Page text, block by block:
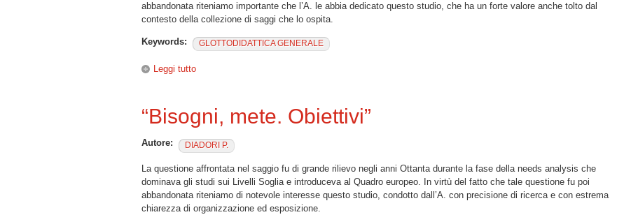
abbandonata riteniamo importante che l’A. le abbia dedicato questo studio, che ha un forte valore anche tolto dal
contesto della collezione di saggi che lo ospita.
Keywords: GLOTTODIDATTICA GENERALE
Leggi tutto
“Bisogni, mete. Obiettivi”
Autore: DIADORI P.
La questione affrontata nel saggio fu di grande rilievo negli anni Ottanta durante la fase della needs analysis che
dominava gli studi sui Livelli Soglia e introduceva al Quadro europeo. In virtù del fatto che tale questione fu poi
abbandonata riteniamo di notevole interesse questo studio, condotto dall’A. con precisione di ricerca e con estrema
chiarezza di organizzazione ed esposizione.